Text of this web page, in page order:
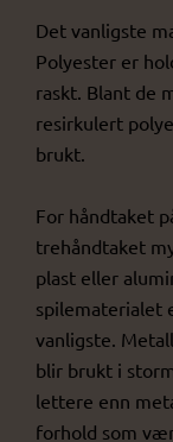
Det vanligste
Polyester er
raskt. Blant de
resirkulert
brukt.
For håndtaket
trehåndtaket
plast eller
spilematerialet
vanligste.
blir brukt i
lettere enn
forhold som